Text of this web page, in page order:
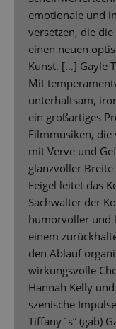
emotionale und
versetzen, die
einen neuen
Kunst. […] Gayle
Mit
unterhaltsam,
ein großartiges
Filmmusiken, die
mit Verve und
glanzvoller
Feigel leitet das
Sachwalter der
humorvoller und
einem
den Ablauf
wirkungsvolle
Hannah Kelly
szenische
Tiffany`s“ (gab)